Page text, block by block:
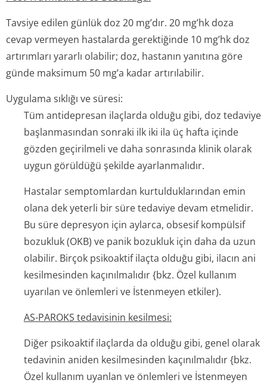
Tavsiye edilen günlük doz 20 mg’dır. 20 mg’hk doza
cevap vermeyen hastalarda gerektiğinde 10 mg’hk doz
artırımları yararlı olabilir; doz, hastanın yanıtına göre
günde maksimum 50 mg’a kadar artırılabilir.
Uygulama sıklığı ve süresi:
Tüm antidepresan ilaçlarda olduğu gibi, doz tedaviye
başlanmasından sonraki ilk iki ila üç hafta içinde
gözden geçirilmeli ve daha sonrasında klinik olarak
uygun görüldüğü şekilde ayarlanmalıdır.
Hastalar semptomlardan kurtulduklarından emin
olana dek yeterli bir süre tedaviye devam etmelidir.
Bu süre depresyon için aylarca, obsesif kompülsif
bozukluk (OKB) ve panik bozukluk için daha da uzun
olabilir. Birçok psikoaktif ilaçta olduğu gibi, ilacın ani
kesilmesinden kaçınılmalıdır{bkz. Özel kullanım
uyarılan ve önlemleri ve İstenmeyen etkiler).
AS-PAROKS tedavisinin kesilmesi:
Diğer psikoaktif ilaçlarda da olduğu gibi, genel olarak
tedavinin aniden kesilmesinden kaçınılmalıdır{bkz.
Özel kullanım uyanlan ve önlemleri ve İstenmeyen